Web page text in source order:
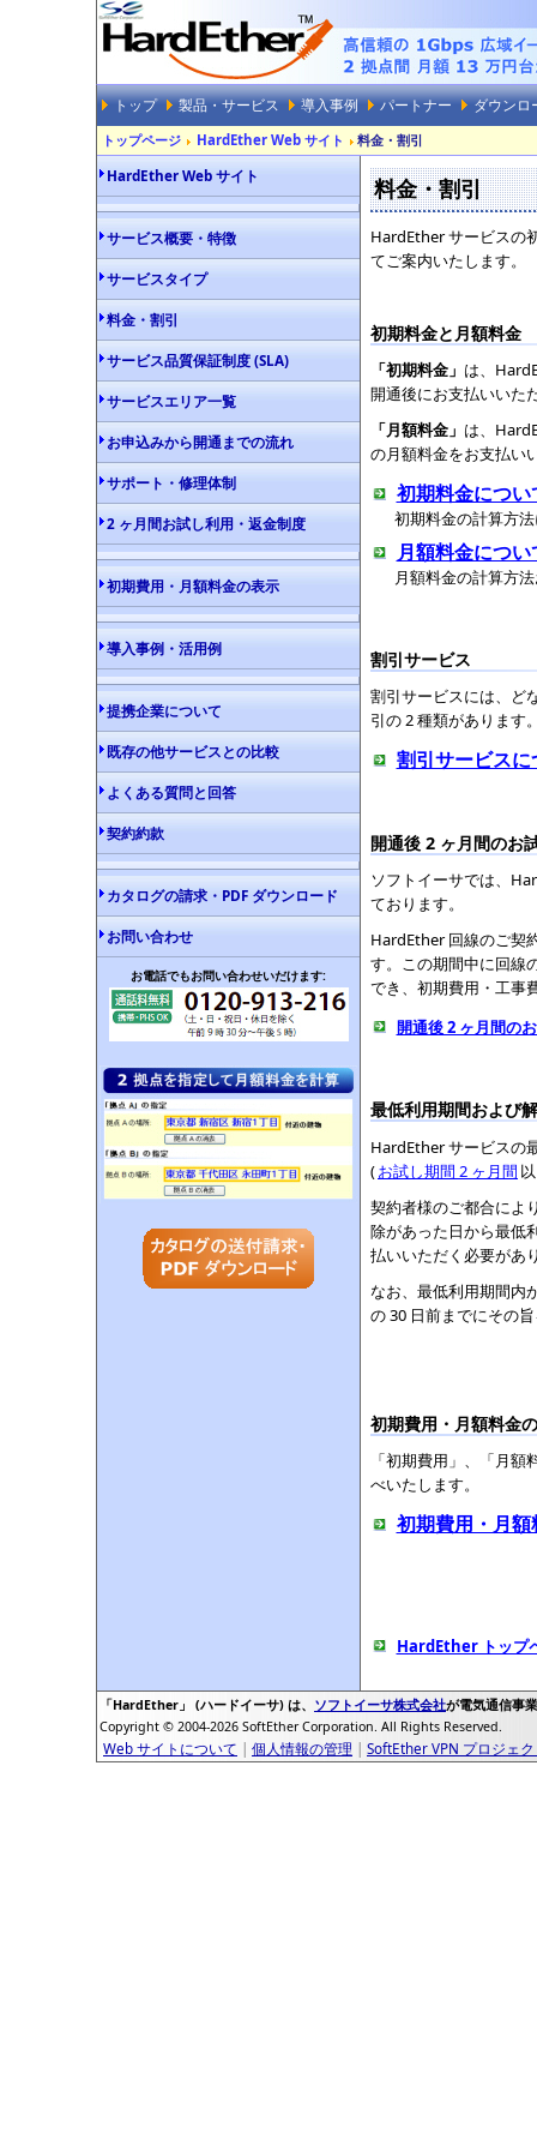
トップ 製品・サービス 導入事例 パートナー ダウンロ
トップページ HardEther Web サイト 料金・割引
HardEther Web サイト
サービス概要・特徴
サービスタイプ
料金・割引
サービス品質保証制度 (SLA)
サービスエリア一覧
お申込みから開通までの流れ
サポート・修理体制
2 ヶ月間お試し利用・返金制度
初期費用・月額料金の表示
導入事例・活用例
提携企業について
既存の他サービスとの比較
よくある質問と回答
契約約款
カタログの請求・PDF ダウンロード
お問い合わせ
お電話でもお問い合わせいだけます:
料金・割引
HardEther サービスの
てご案内いたします。
初期料金と月額料金
「初期料金」 は、
開通後にお支払いいた
「月額料金」 は、
の月額料金をお支払い
初期料金につい
初期料金の計算方
月額料金につい
月額料金の計算方
割引サービス
割引サービスには、ど
引の 2 種類があります
割引サービスに
開通後 2 ヶ月間のお
ソフトイーサでは、
ております。
HardEther 回線のご契
す。この期間中に回線
でき、初期費用・工事
開通後 2 ヶ月間の
最低利用期間および
HardEther サービスの
(お試し期間 2 ヶ月間
契約者様のご都合によ
除があった日から最低
払いいただく必要があ
なお、最低利用期間内
の 30 日前までにその
初期費用・月額料金
「初期費用」、「月
べいたします。
初期費用・月
HardEther トップ
「HardEther」 (ハードイーサ) は、 ソフトイーサ株式会社が電気通信事
Copyright © 2004-2026 SoftEther Corporation. All Rights Reserved.
Web サイトについて | 個人情報の管理 | SoftEther VPN プロジェ